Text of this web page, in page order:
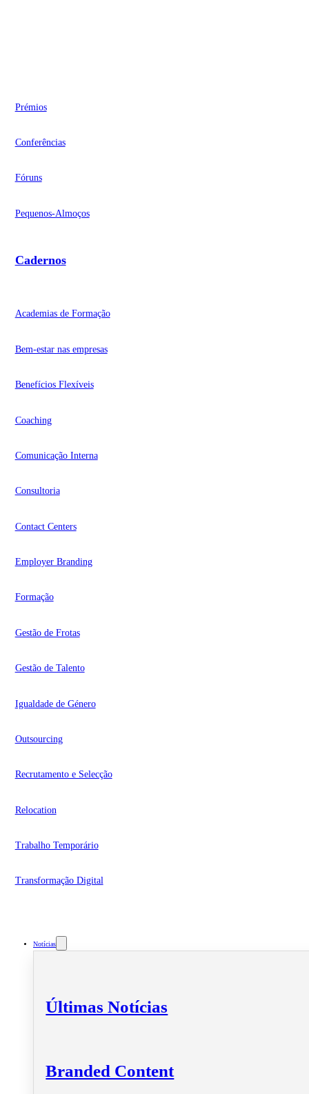
Prémios
Conferências
Fóruns
Pequenos-Almoços
Cadernos
Academias de Formação
Bem-estar nas empresas
Benefícios Flexíveis
Coaching
Comunicação Interna
Consultoria
Contact Centers
Employer Branding
Formação
Gestão de Frotas
Gestão de Talento
Igualdade de Género
Outsourcing
Recrutamento e Selecção
Relocation
Trabalho Temporário
Transformação Digital
Notícias
Últimas Notícias
Branded Content